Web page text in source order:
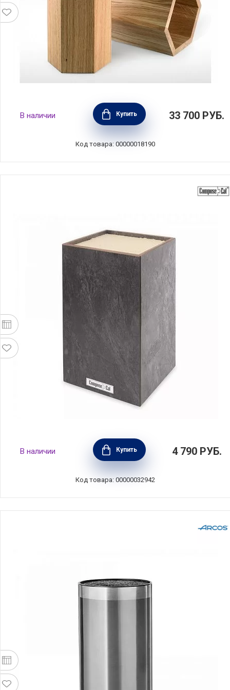
Блок для ножей Wrench 14,5x14,5x27 см,
материал натуральное дерево, Kai, Япония,
SGW-1-2
В наличии Купить 33 700 РУБ.
Код товара: 00000018190
Подставка для кухонных ножей 12х12х24
см, цвет эвора серая, композитный
материал, ComposeEat, PDN120402KL6
В наличии Купить 4 790 РУБ.
Код товара: 00000032942